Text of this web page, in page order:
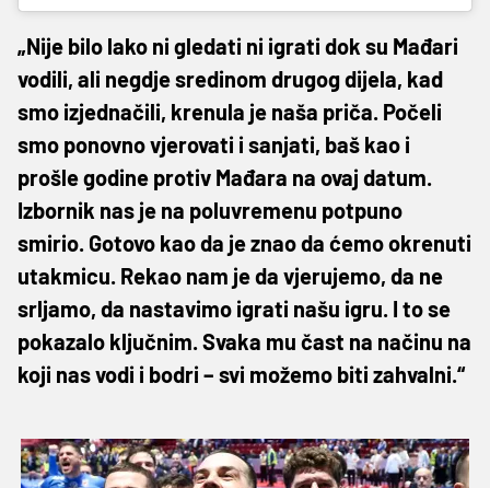
„Nije bilo lako ni gledati ni igrati dok su Mađari
vodili, ali negdje sredinom drugog dijela, kad
smo izjednačili, krenula je naša priča. Počeli
smo ponovno vjerovati i sanjati, baš kao i
prošle godine protiv Mađara na ovaj datum.
Izbornik nas je na poluvremenu potpuno
smirio. Gotovo kao da je znao da ćemo okrenuti
utakmicu. Rekao nam je da vjerujemo, da ne
srljamo, da nastavimo igrati našu igru. I to se
pokazalo ključnim. Svaka mu čast na načinu na
koji nas vodi i bodri – svi možemo biti zahvalni.“